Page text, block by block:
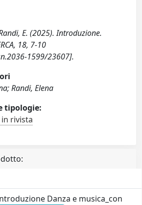
E. (2025). Introduzione.
18, 7-10
1599/23607].
Randi, Elena
tipologie:
rivista
Danza e musica_con